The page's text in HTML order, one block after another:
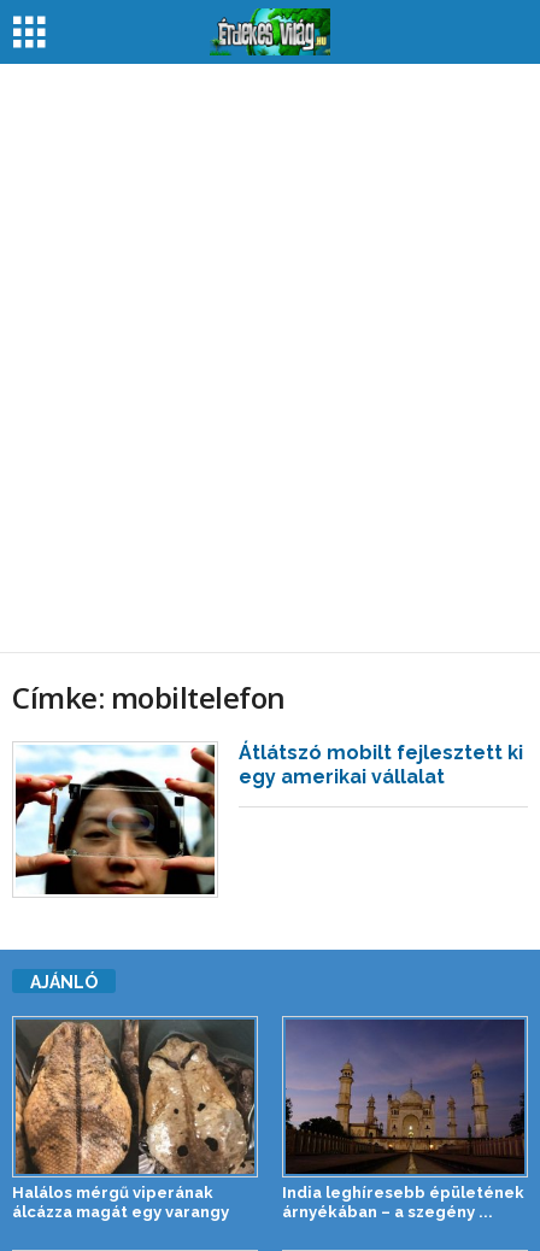
Címke: mobiltelefon
Átlátszó mobilt fejlesztett ki
egy amerikai vállalat
AJÁNLÓ
Halálos mérgű viperának
álcázza magát egy varangy
India leghíresebb épületének
árnyékában – a szegény ...